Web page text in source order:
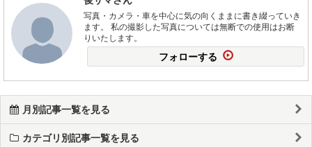
写真・カメラ・車を中心に気の向くままに書き綴っていき
ます。 私の撮影した写真については無断での使用はお断
りいたします。
フォローする
月別記事一覧を見る
カテゴリ別記事一覧を見る